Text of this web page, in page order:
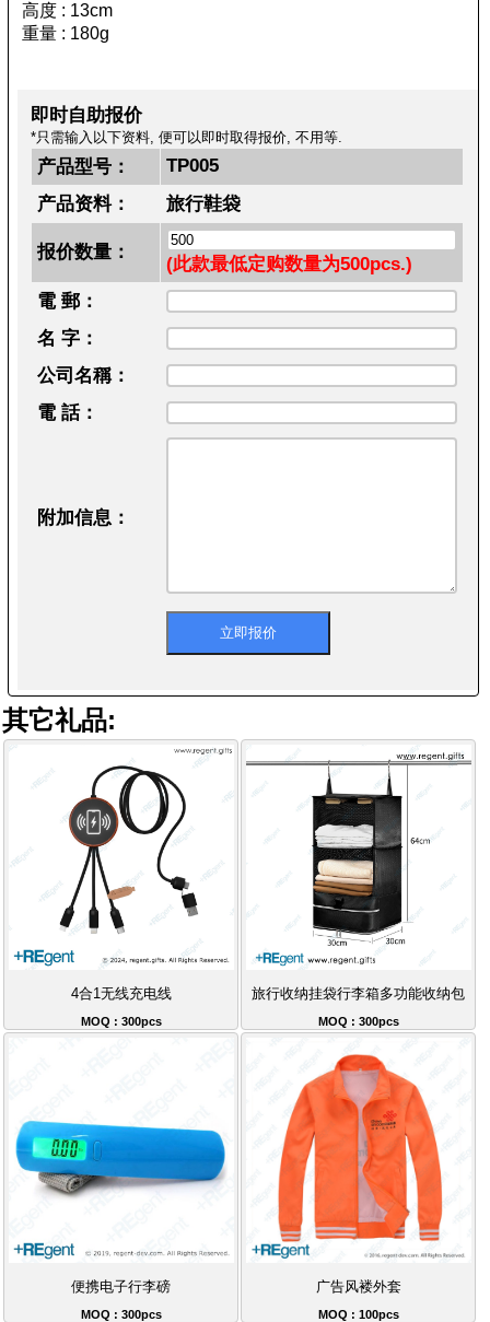
高度 : 13cm
重量 : 180g
即时自助报价
*只需输入以下资料, 便可以即时取得报价, 不用等.
产品型号：
TP005
产品资料：
旅行鞋袋
报价数量：
(此款最低定购数量为500pcs.)
電 郵：
名 字：
公司名稱：
電 話：
附加信息：
其它礼品:
4合1无线充电线
MOQ : 300pcs
旅行收纳挂袋行李箱多功能收纳包
MOQ : 300pcs
便携电子行李磅
MOQ : 300pcs
广告风褛外套
MOQ : 100pcs